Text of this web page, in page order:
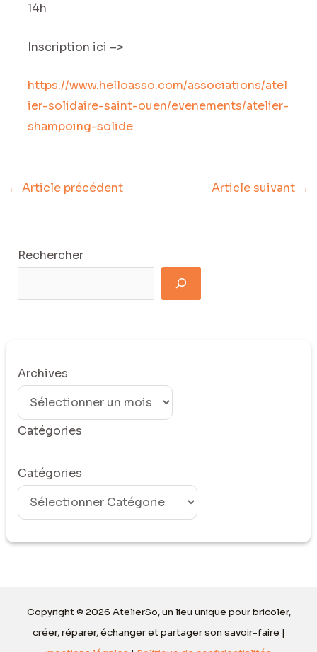
14h
Inscription ici –>
https://www.helloasso.com/associations/atel
ier-solidaire-saint-ouen/evenements/atelier-
shampoing-solide
← Article précédent Article suivant →
Rechercher
Archives
Catégories
Catégories
Copyright © 2026 AtelierSo, un lieu unique pour bricoler,
créer, réparer, échanger et partager son savoir-faire |